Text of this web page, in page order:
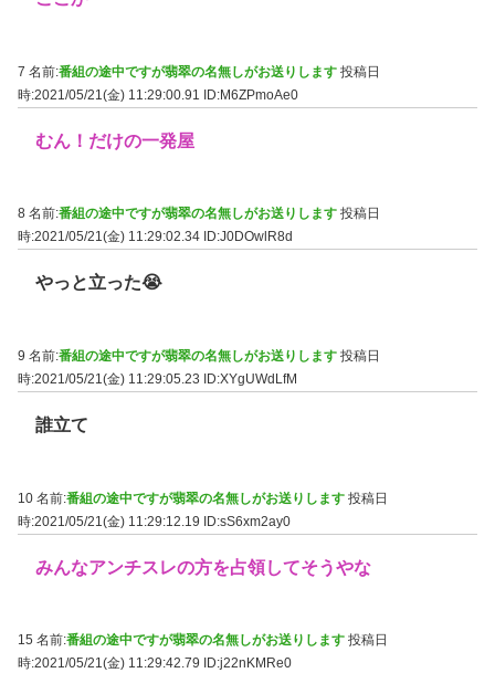
7 名前:番組の途中ですが翡翠の名無しがお送りします 投稿日
時:2021/05/21(金) 11:29:00.91 ID:M6ZPmoAe0
むん！だけの一発屋
8 名前:番組の途中ですが翡翠の名無しがお送りします 投稿日
時:2021/05/21(金) 11:29:02.34 ID:J0DOwlR8d
やっと立った😭
9 名前:番組の途中ですが翡翠の名無しがお送りします 投稿日
時:2021/05/21(金) 11:29:05.23
ID:XYgUWdLfM
誰立て
10 名前:番組の途中ですが翡翠の名無しがお送りします 投稿日
時:2021/05/21(金) 11:29:12.19 ID:sS6xm2ay0
みんなアンチスレの方を占領してそうやな
15 名前:番組の途中ですが翡翠の名無しがお送りします 投稿日
時:2021/05/21(金) 11:29:42.79
ID:j22nKMRe0